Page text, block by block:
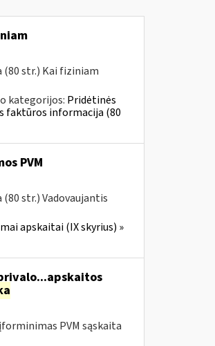
str.) Kai fiziniam
kategorijos: Pridėtinės
faktūros informacija (80
PVM
str.) Vadovaujantis
apskaitai (IX skyrius) »
PVM sąskaita